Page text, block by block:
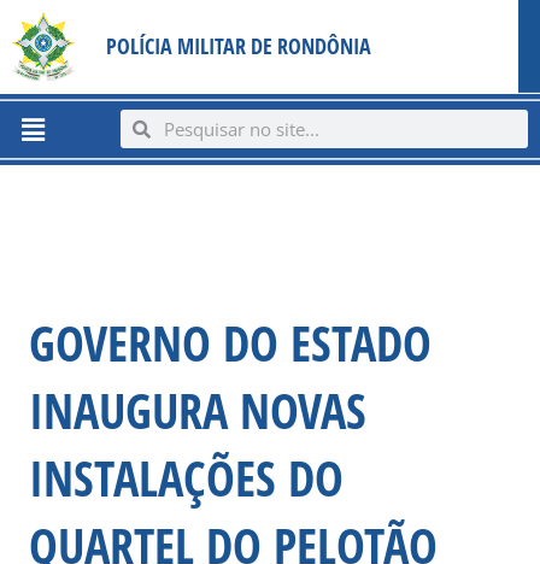
content
para
conteúdo
POLÍCIA MILITAR DE RONDÔNIA
Menu SearchSearch
GOVERNO DO ESTADO
INAUGURA NOVAS
INSTALAÇÕES DO
QUARTEL DO PELOTÃO